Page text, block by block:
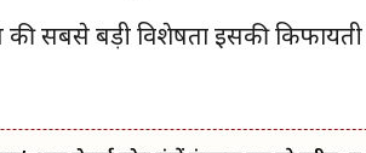
की सबसे बड़ी विशेषता इसकी